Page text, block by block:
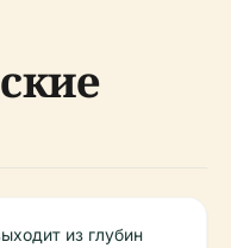
из глубин